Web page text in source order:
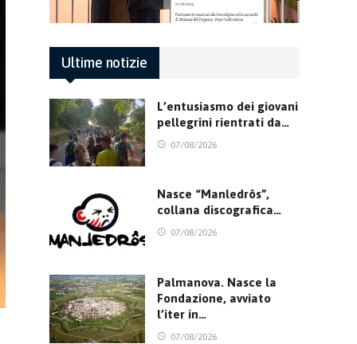
Ultime notizie
L’entusiasmo dei giovani
pellegrini rientrati da…
07/08/2026
Nasce “Manledrôs”,
collana discografica…
07/08/2026
Palmanova. Nasce la
Fondazione, avviato
l’iter in…
07/08/2026